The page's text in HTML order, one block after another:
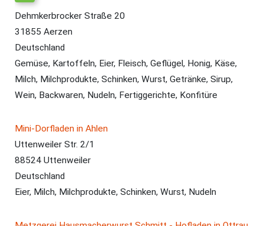
Dehmkerbrocker Straße 20
31855 Aerzen
Deutschland
Gemüse, Kartoffeln, Eier, Fleisch, Geflügel, Honig, Käse,
Milch, Milchprodukte, Schinken, Wurst, Getränke, Sirup,
Wein, Backwaren, Nudeln, Fertiggerichte, Konfitüre
Mini-Dorfladen in Ahlen
Uttenweiler Str. 2/1
88524 Uttenweiler
Deutschland
Eier, Milch, Milchprodukte, Schinken, Wurst, Nudeln